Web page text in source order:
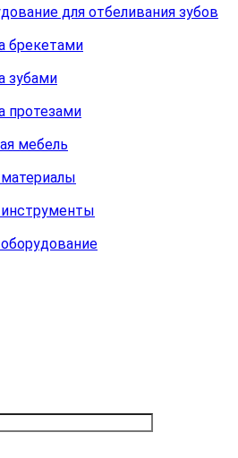
для отбеливания зубов
брекетами
зубами
протезами
мебель
инструменты